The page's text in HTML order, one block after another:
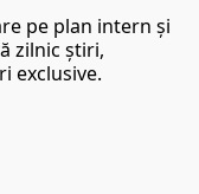
pe plan intern şi
zilnic ştiri,
exclusive.